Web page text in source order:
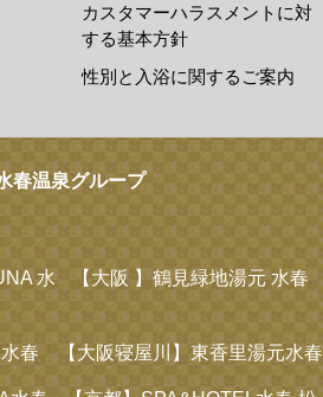
カスタマーハラスメントに対
する基本方針
性別と入浴に関するご案内
春温泉グループ
水
【大阪 】鶴見緑地湯元 水春
春 【大阪寝屋川】 東香里湯元水春